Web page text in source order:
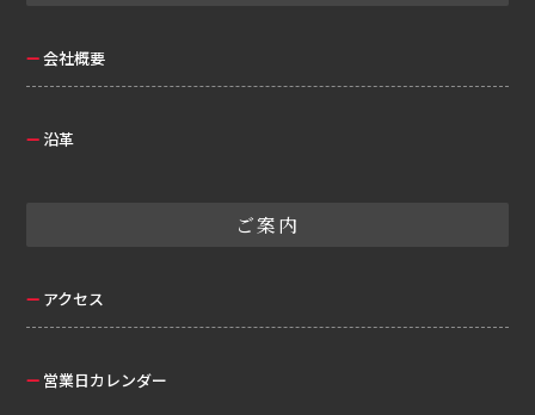
会社概要
沿革
ご案内
アクセス
営業日カレンダー